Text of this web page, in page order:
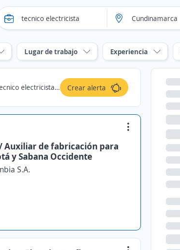
Lugar de trabajo Experiencia
en Cundinamarca Crear alerta
Auxiliar de fabricación para
y Sabana Occidente
S.A.